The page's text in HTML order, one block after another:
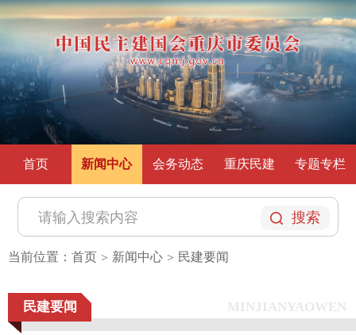
首页 新闻中心 会务动态 重庆民建 专题专栏
搜索
当前位置： 首页 > 新闻中心 > 民建要闻
民建要闻